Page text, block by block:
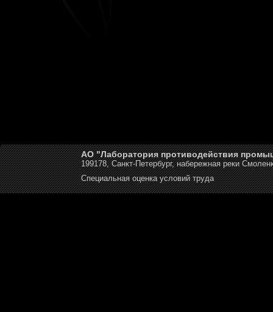
АО "Лаборатория противодействия
199178, Санкт-Петербург, набережная реки
Специальная оценка условий труда